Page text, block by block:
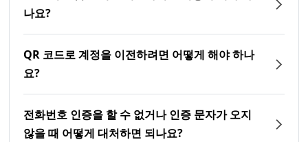
나요?
QR 코드로 계정을 이전하려면 어떻게 해야 하나
요?
전화번호 인증을 할 수 없거나 인증 문자가 오지
않을 때 어떻게 대처하면 되나요?